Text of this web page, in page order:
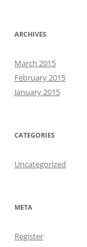
ARCHIVES
March 2015
February 2015
January 2015
CATEGORIES
Uncategorized
META
Register